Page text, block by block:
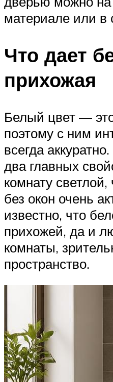
материале или в
Что дает
прихожая
Белый цвет —
поэтому с ним
всегда
два главных
комнату
без окон очень
известно, что
прихожей, да и
комнаты,
пространство.